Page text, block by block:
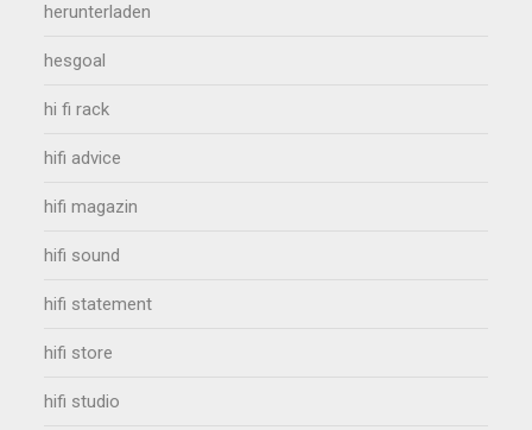
herunterladen
hesgoal
hi fi rack
hifi advice
hifi magazin
hifi sound
hifi statement
hifi store
hifi studio